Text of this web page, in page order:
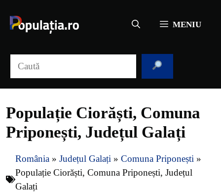
conținut
MENIU
Populație Ciorăști, Comuna
Priponești, Județul Galați
România » Județul Galați » Comuna Priponești »
Populație Ciorăști, Comuna Priponești, Județul
Galați